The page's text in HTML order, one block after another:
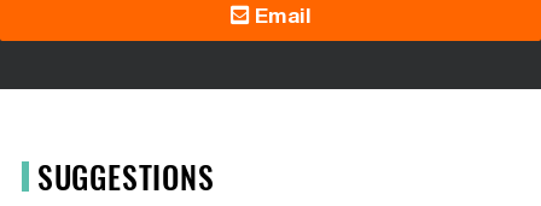
Email
SUGGESTIONS